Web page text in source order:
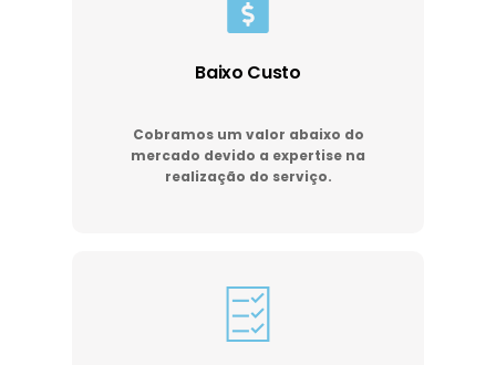
Baixo Custo
Cobramos um valor abaixo do
mercado devido a expertise na
realização do serviço.